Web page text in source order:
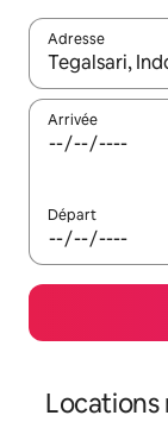
Adresse
Lorsque les
Arrivée
Départ
Locations